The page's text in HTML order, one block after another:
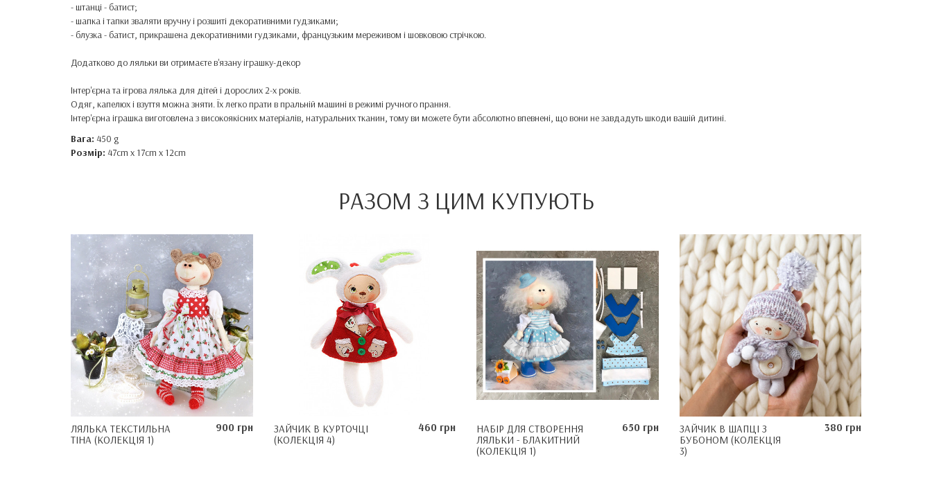
- штанці - батист;
- шапка і тапки зваляти вручну і розшиті декоративними гудзиками;
- блузка - батист, прикрашена декоративними гудзиками, французьким мереживом і шовковою стрічкою.
Додатково до ляльки ви отримаєте в'язану іграшку-декор
Інтер'єрна та ігрова лялька для дітей і дорослих 2-х років.
Одяг, капелюх і взуття можна зняти. Їх легко прати в пральній машині в режимі ручного прання.
Інтер'єрна іграшка виготовлена ​​з високоякісних матеріалів, натуральних тканин, тому ви можете бути абсолютно впевнені, що вони не завдадуть шкоди вашій дитині.
Вага: 450 g
Розмір: 47cm x 17cm x 12cm
РАЗОМ З ЦИМ КУПУЮТЬ
ЛЯЛЬКА ТЕКСТИЛЬНА
ТІНА (КОЛЕКЦІЯ 1)
900 грн
ЗАЙЧИК В КУРТОЧЦІ
(КОЛЕКЦІЯ 4)
460 грн
НАБІР ДЛЯ СТВОРЕННЯ
ЛЯЛЬКИ - БЛАКИТНИЙ
(КОЛЕКЦІЯ 1)
650 грн
ЗАЙЧИК В ШАПЦІ З
БУБОНОМ (КОЛЕКЦІЯ
3)
380 грн